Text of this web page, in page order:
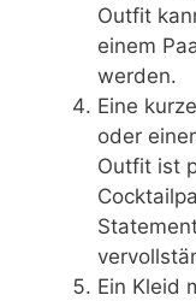
Outfit
einem
werden.
Eine
oder
Outfit ist
Ein Kleid